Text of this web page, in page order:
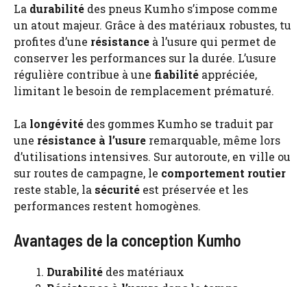
La durabilité des pneus Kumho s’impose comme
un atout majeur. Grâce à des matériaux robustes, tu
profites d’une résistance à l’usure qui permet de
conserver les performances sur la durée. L’usure
régulière contribue à une fiabilité appréciée,
limitant le besoin de remplacement prématuré.
La longévité des gommes Kumho se traduit par
une résistance à l’usure remarquable, même lors
d’utilisations intensives. Sur autoroute, en ville ou
sur routes de campagne, le comportement routier
reste stable, la sécurité est préservée et les
performances restent homogènes.
Avantages de la conception Kumho
Durabilité des matériaux